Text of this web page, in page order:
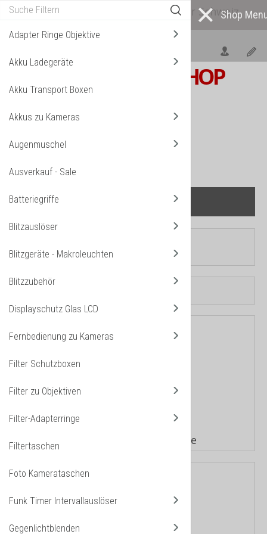
Alle* Artikel ab eigenem Lager in der Schweiz
lieferbar! *
Mehr darüber...
S W I S S PHOTOSHOP
IHR WARENKORB IST NOCH LEER.
Adapter Ringe Objektive
Adapter Ringe Objektive
Akku Ladegeräte
Akku Transport Boxen
Akkus zu Kameras
Augenmuschel
Ausverkauf - Sale
Batteriegriffe
Blitzauslöser
Blitzgeräte - Makroleuchten
Blitzzubehör
Displayschutz Glas LCD
Fernbedienung zu Kameras
Filter Schutzboxen
Filter zu Objektiven
Filter-Adapterringe
Filtertaschen
Foto Kamerataschen
Funk Timer Intervallauslöser
Gegenlichtblenden